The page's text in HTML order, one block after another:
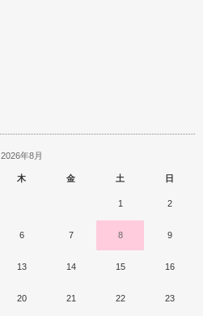
2026年8月
木 金 土 日
1 2
6 7 8 9
13 14 15 16
20 21 22 23